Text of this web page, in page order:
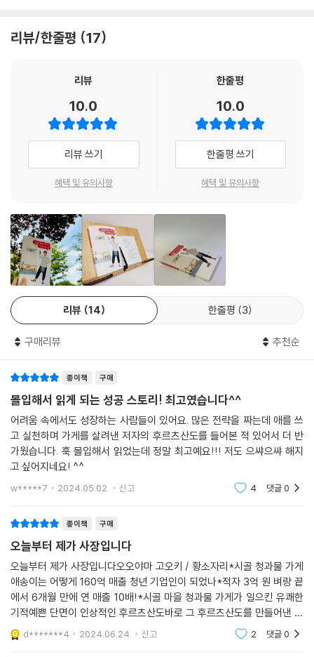
“고오키, 걱정하지 마라. 너라면 충분히 해낼 수 있어.” 어린 시절부터 자신
있는 과일만 팔아온 할아버지의 유산을 활용할 방법은 없을까? 조부모에
을 전환할 방법을 모색했다. 그렇게 무수한 시행착오를 거쳐 그가 개발해
낸 상품이 속을 둥글게 파서 올린 멜론빙수와, 직접 만든 빵과 크림에 생과
일을 통째 넣어 만든 후르츠산도. 모양도 예쁘고 맛은 더 기가 막힌 이 상품
에 대한 소문은 멀리멀리 퍼져 마침내 도쿄에서도 후르츠산도를 팔아달라
는 이들이 생겨났다.
“할아버지, 도쿄는 너무 멀고 큰 도시잖아.” “고오키, 이 후르츠산도는 도
쿄에서도 통한다. 더 많은 이들이 이걸 먹고 행복해졌으면 좋겠구나.” 도쿄
출점을 코앞에 두고 맞닥뜨린 코로나-19 앞에서 좌절하던 때, 그를 일으켜
세운 건 할아버지가 마지막으로 남긴 이 말씀이었다. 이후 온갖 고비를 넘
어 마침내 도쿄인들의 입맛마저 사로잡는 데 성공. 그가 개발한 후르츠산
도와 멜론빙수, 통과일 탕후루의 인기는 해외로도 퍼져 한국과 대만, 동남
아의 카페와 제과점에서도 지금 가장 핫한 제품으로 자리 잡았다.
흡사 롤러코스터를 타듯 쉼 없이 닥치는 시험 속에서도 놀라운 낙관과 투
순한 성공담을 넘어 가족의 의미와 관계의 본질, 견실한 미래 비전 등 생의
중요한 가치를 재발견하는 인사이트로 가득하다. 그리하여 이 책을 읽은
독자들은 입을 모아 ‘삶을 낙관하고 긍정하게 만드는 마법 같은 이야기’라
며 엄지를 치켜세웠다.
리뷰/한줄평 17
리뷰
10.0
리뷰 쓰기
혜택 및 유의사항
한줄평
10.0
한줄평 쓰기
혜택 및 유의사항
리뷰 14 한줄평 3
구매리뷰 추천순
종이책 구매
몰입해서 읽게 되는 성공 스토리! 최고였습니다^^
어려움 속에서도 성장하는 사람들이 있어요. 많은 전략을 짜는데 애를 쓰
고 실천하며 가게를 살려낸 저자의 후르츠산도를 들어본 적 있어서 더 반
가웠습니다. 훅 몰입해서 읽었는데 정말 최고예요!!! 저도 으쌰으쌰 해지
고 싶어지네요! ^^
w*****7 2024.05.02. 신고 4 댓글0
종이책 구매
오늘부터 제가 사장입니다
오늘부터 제가 사장입니다오오야마 고오키 / 황소자리*시골 청과물 가게
애송이는 어떻게 160억 매출 청년 기업인이 되었나*적자 3억 원 벼랑 끝
에서 6개월 만에 연 매출 10배!*시골 마을 청과물 가게가 일으킨 유쾌한
기적예쁜 단면이 인상적인 후르츠산도바로 그 후르츠산도를 만들어낸 젊
은 사장님의 이야기라디저트를 너무 좋아하는 내게는 정말 기대되는 책이
었다후르츠산도 뿐만 아
d*******4 2024.06.24. 신고 2 댓글0